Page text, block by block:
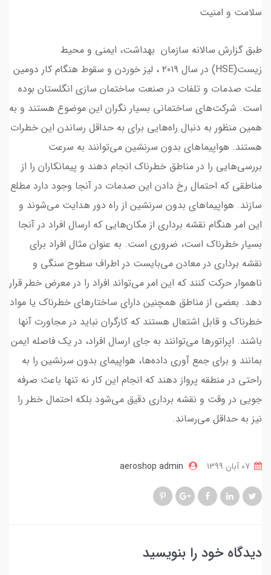
سلامت و امنیت
طبق گزارش سالانه سازمان بهداشت، ایمنی و محیط
زیست(HSE) در سال ۲۰۱۹ ، لیز خوردن و سقوط‌ هنگام کار دومین
علت صدمات و تلفات در صنعت ساختمان سازی انگلستان بوده
است. شرکت‌های ساختمانی بسیار نگران این موضوع هستند و به
همین منظور به دنبال راه‌هایی برای به حداقل رساندن این خطرات
هستند. هواپیماهای بدون سرنشین می‌توانند به سرعت
بررسی‌هایی را در مناطق خطرناک انجام دهند و پیمانکاران را از
مناطقی که احتمال رخ دادن این صدمات در آنجا وجود دارد مطلع
سازند. هواپیماهای بدون سرنشین از راه دور هدایت می‌شوند و
این امر هنگام نقشه برداری از مکان‌هایی که ارسال افراد در آنجا
بسیار خطرناک است، ضروری است. به عنوان مثال افراد برای
نقشه برداری در معادن می‌بایست در اطراف سطوح سنگی و
ناهموار حرکت کنند که این امر می‌تواند افراد را در معرض خطر قرار
دهد. بعضی از مناطق همچنین دارای ساختارهای خطرناک یا مواد
خطرناک و قابل اشتعال هستند که کارگران نباید در مجاورت آنها
باشند. اپراتورها می‌توانند به جای ارسال افراد، در یک فاصله ایمن
بمانند و برای جمع آوری داده‌ها، هواپیمای بدون سرنشین را به
راحتی در منطقه پرواز دهند که انجام این کار نه تنها باعث صرفه
جویی در وقت و نقشه برداری دقیق می‌شود بلکه احتمال خطر را
نیز به حداقل می‌رساند.
aeroshop admin
دیدگاه خود را بنویسید